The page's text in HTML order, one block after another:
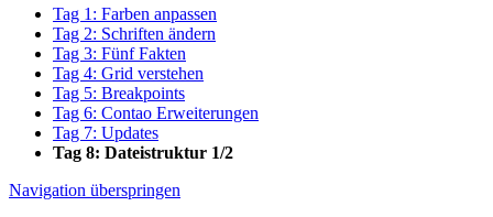
Tag 1: Farben anpassen
Tag 2: Schriften ändern
Tag 3: Fünf Fakten
Tag 4: Grid verstehen
Tag 5: Breakpoints
Tag 6: Contao Erweiterungen
Tag 7: Updates
Tag 8: Dateistruktur 1/2
Navigation überspringen